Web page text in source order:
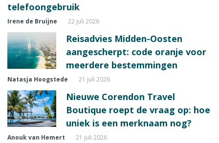
telefoongebruik
Irene de Bruijne 22 juli 2026
Reisadvies Midden-Oosten
aangescherpt: code oranje voor
meerdere bestemmingen
Natasja Hoogstede 21 juli 2026
Nieuwe Corendon Travel
Boutique roept de vraag op: hoe
uniek is een merknaam nog?
Anouk van Hemert 21 juli 2026